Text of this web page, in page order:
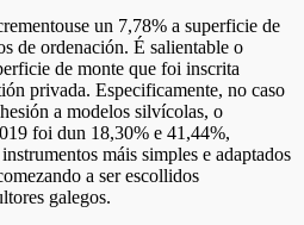
un 7,78% a superficie de
de ordenación. É salientable o
de monte que foi inscrita
privada. Especificamente, no caso
a modelos silvícolas, o
foi dun 18,30% e 41,44%,
máis simples e adaptados
a ser escollidos
galegos.